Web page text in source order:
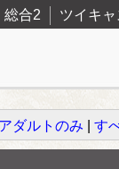
総合2 ツイキャ
アダルトのみ す